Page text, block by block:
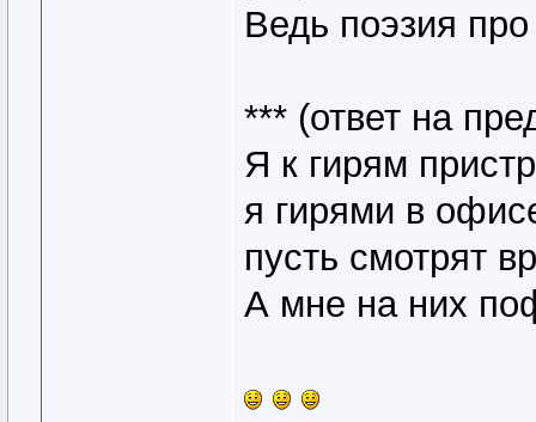
Ведь поэзия
*** (ответ на
Я к гирям
я гирями в
пусть смотрят
А мне на них